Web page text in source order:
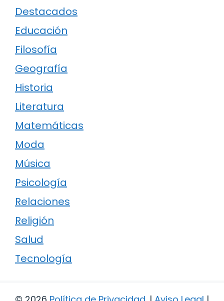
Destacados
Educación
Filosofía
Geografía
Historia
Literatura
Matemáticas
Moda
Música
Psicología
Relaciones
Religión
Salud
Tecnología